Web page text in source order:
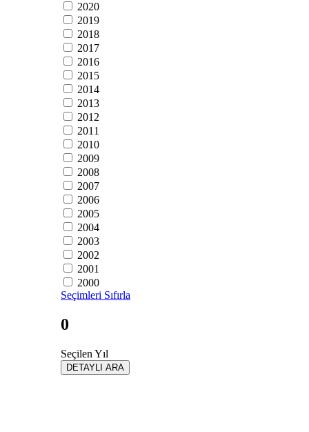
2020
2019
2018
2017
2016
2015
2014
2013
2012
2011
2010
2009
2008
2007
2006
2005
2004
2003
2002
2001
2000
Seçimleri Sıfırla
0
Seçilen Yıl
DETAYLI ARA